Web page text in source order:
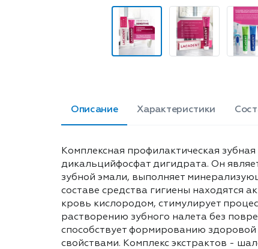
Описание Характеристики
Комплексная профилактическая
дикальцийфосфат дигидрата. Он
зубной эмали, выполняет
составе средства гигиены находятся
кровь кислородом, стимулирует
растворению зубного налета без
способствует формированию
свойствами. Комплекс экстрактов -